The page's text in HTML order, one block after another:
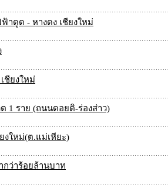
าดูด - หางดง เชียงใหม่
ชียงใหม่
1 ราย (ถนนดอยติ-ร่องส่าว)
งใหม่(ต.แม่เหียะ)
กว่าร้อยล้านบาท